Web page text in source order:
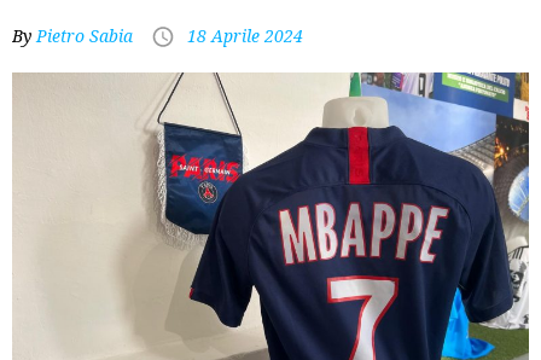
ByPietro Sabia 18 Aprile 2024